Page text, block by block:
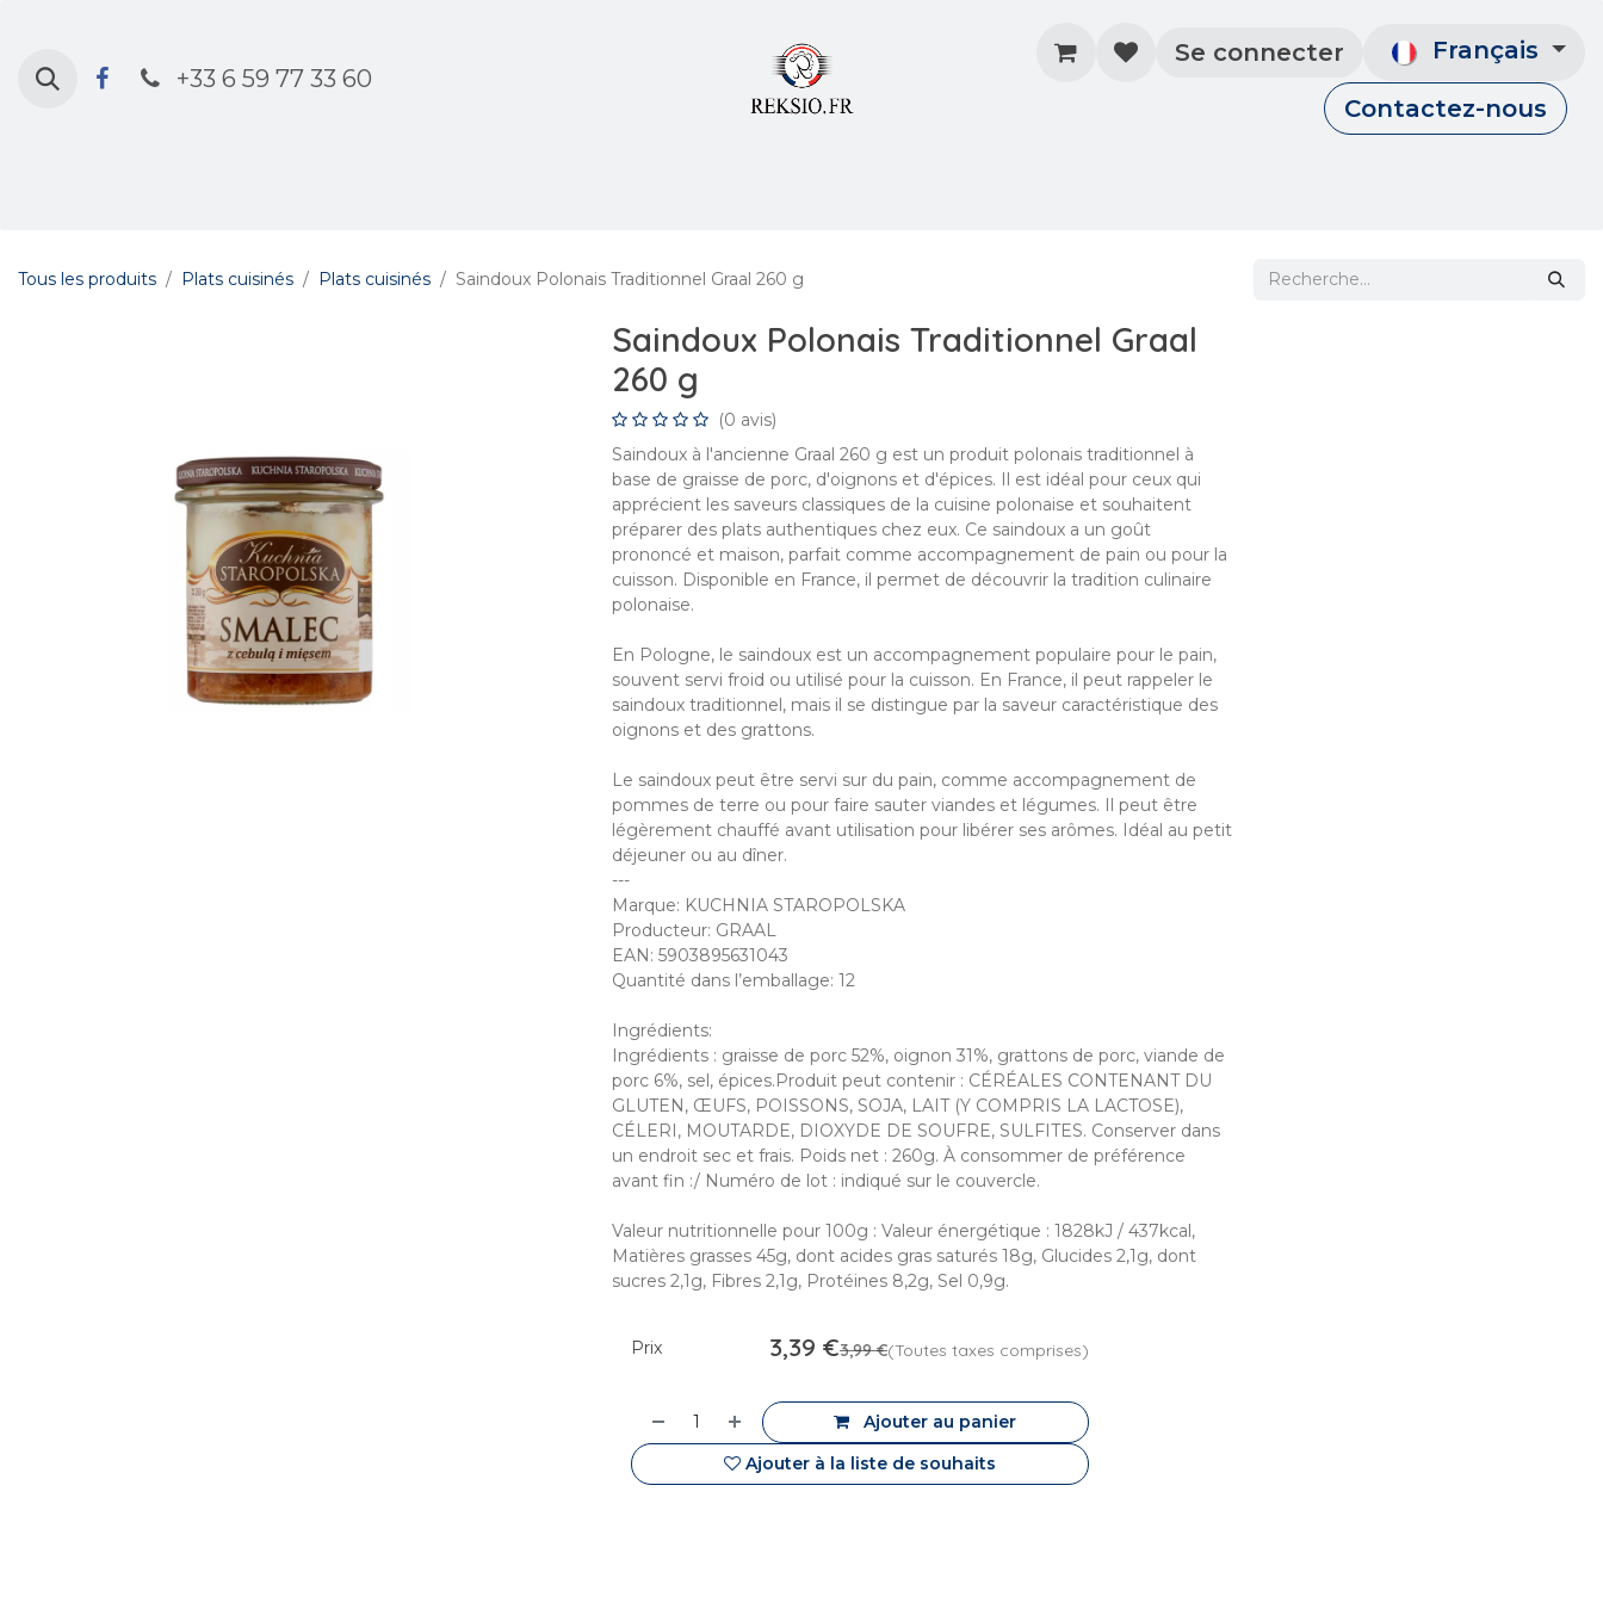
+33 6 59 77 33 60
Se connecter Français
Contactez-nous
Tous les produits Plats cuisinés Plats cuisinés Saindoux Polonais Traditionnel Graal 260 g
Saindoux Polonais Traditionnel Graal
260 g
(0 avis)
Saindoux à l'ancienne Graal 260 g est un produit polonais traditionnel à
base de graisse de porc, d'oignons et d'épices. Il est idéal pour ceux qui
apprécient les saveurs classiques de la cuisine polonaise et souhaitent
préparer des plats authentiques chez eux. Ce saindoux a un goût
prononcé et maison, parfait comme accompagnement de pain ou pour la
cuisson. Disponible en France, il permet de découvrir la tradition culinaire
polonaise.
En Pologne, le saindoux est un accompagnement populaire pour le pain,
souvent servi froid ou utilisé pour la cuisson. En France, il peut rappeler le
saindoux traditionnel, mais il se distingue par la saveur caractéristique des
oignons et des grattons.
Le saindoux peut être servi sur du pain, comme accompagnement de
pommes de terre ou pour faire sauter viandes et légumes. Il peut être
légèrement chauffé avant utilisation pour libérer ses arômes. Idéal au petit
déjeuner ou au dîner.
---
Marque: KUCHNIA STAROPOLSKA
Producteur: GRAAL
EAN: 5903895631043
Quantité dans l’emballage: 12
Ingrédients:
Ingrédients : graisse de porc 52%, oignon 31%, grattons de porc, viande de
porc 6%, sel, épices.Produit peut contenir : CÉRÉALES CONTENANT DU
GLUTEN, ŒUFS, POISSONS, SOJA, LAIT (Y COMPRIS LA LACTOSE),
CÉLERI, MOUTARDE, DIOXYDE DE SOUFRE, SULFITES. Conserver dans
un endroit sec et frais. Poids net : 260g. À consommer de préférence
avant fin :/ Numéro de lot : indiqué sur le couvercle.
Valeur nutritionnelle pour 100g : Valeur énergétique : 1828kJ / 437kcal,
Matières grasses 45g, dont acides gras saturés 18g, Glucides 2,1g, dont
sucres 2,1g, Fibres 2,1g, Protéines 8,2g, Sel 0,9g.
Ajouter au panier
Ajouter à la liste de souhaits
Prix 3,39 €3,99€(Toutes taxes comprises)